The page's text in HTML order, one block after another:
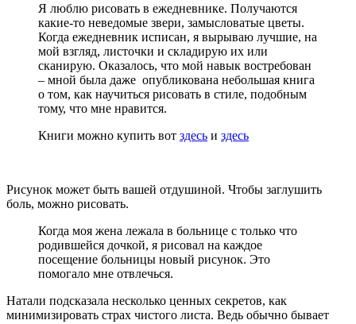
Я люблю рисовать в ежедневнике. Получаются
какие-то неведомые звери, замысловатые цветы.
Когда ежедневник исписан, я вырываю лучшие, на
мой взгляд, листочки и складирую их или
сканирую. Оказалось, что мой навык востребован
– мной была даже опубликована небольшая книга
о том, как научиться рисовать в стиле, подобным
тому, что мне нравится.
Книги можно купить вот здесь и здесь
Рисунок может быть вашей отдушиной. Чтобы заглушить
боль, можно рисовать.
Когда моя жена лежала в больнице с только что
родившейся дочкой, я рисовал на каждое
посещение больницы новый рисунок. Это
помогало мне отвлечься.
Натали подсказала несколько ценных секретов, как
минимизировать страх чистого листа. Ведь обычно бывает